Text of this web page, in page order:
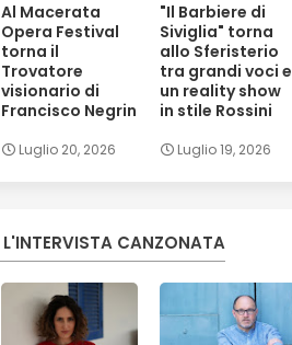
Al Macerata
Opera Festival
torna il
Trovatore
visionario di
Francisco Negrin
Luglio 20, 2026
"Il Barbiere di
Siviglia" torna
allo Sferisterio
tra grandi voci e
un reality show
in stile Rossini
Luglio 19, 2026
L'INTERVISTA CANZONATA